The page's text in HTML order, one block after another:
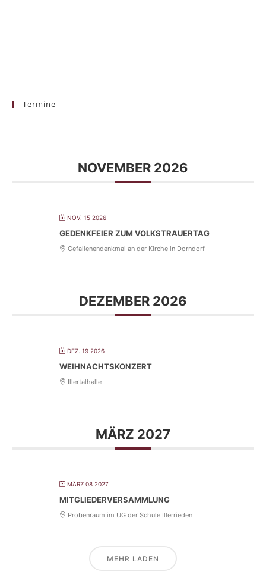
Termine
NOVEMBER 2026
NOV. 15 2026
GEDENKFEIER ZUM VOLKSTRAUERTAG
Gefallenendenkmal an der Kirche in Dorndorf
DEZEMBER 2026
DEZ. 19 2026
WEIHNACHTSKONZERT
Illertalhalle
MÄRZ 2027
MÄRZ 08 2027
MITGLIEDERVERSAMMLUNG
Probenraum im UG der Schule Illerrieden
MEHR LADEN